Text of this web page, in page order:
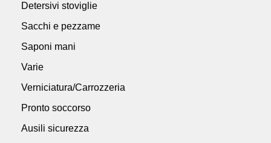
Detersivi stoviglie
Sacchi e pezzame
Saponi mani
Varie
Verniciatura/Carrozzeria
Pronto soccorso
Ausili sicurezza